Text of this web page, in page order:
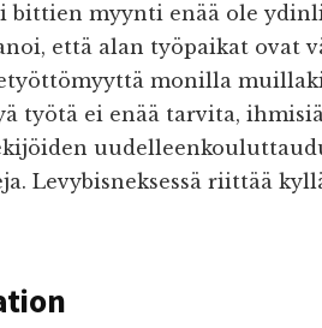
bittien myynti enää ole
että alan työpaikat ovat
monilla
työtä ei enää tarvita,
Levybisneksessä riittää